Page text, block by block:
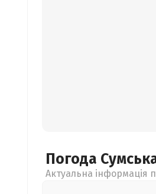
Погода
Актуальна інформація